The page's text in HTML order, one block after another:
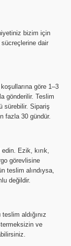
bizim için
dair
göre 1–3
gönderilir. Teslim
sürebilir. Sipariş
fazla 30 gündür.
Ezik, kırık,
görevlisine
teslim alındıysa,
değildir.
aldığınız
ve